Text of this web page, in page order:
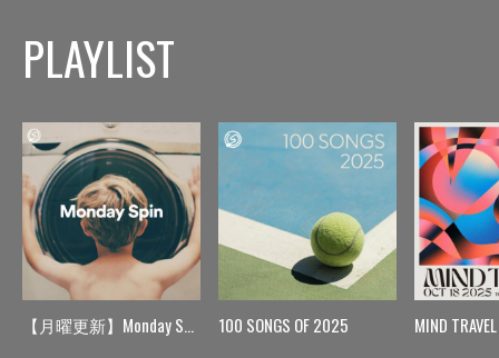
PLAYLIST
【月曜更新】Monday Spin 100 SONGS OF 2025 MIND TRAVEL